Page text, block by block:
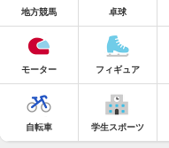
地方競馬 卓球
モーター フィギュア
自転車 学生スポーツ